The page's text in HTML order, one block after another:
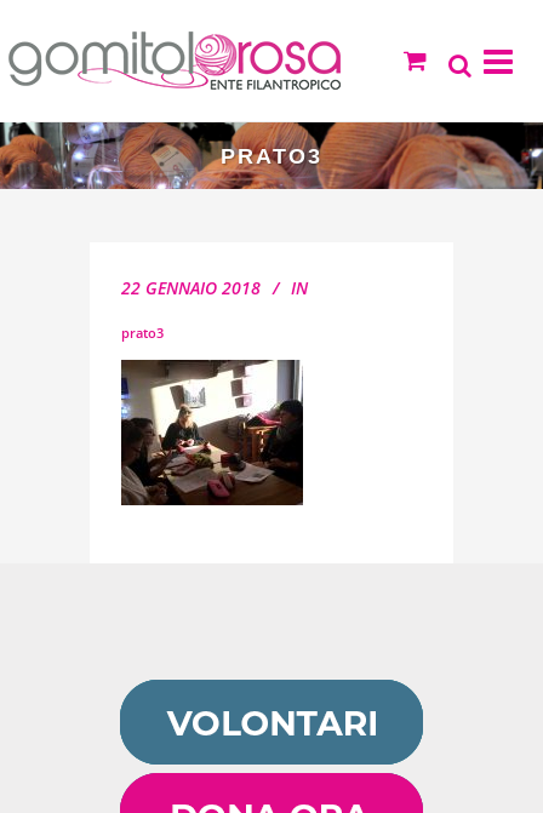
PRATO3
22 GENNAIO 2018 IN
prato3